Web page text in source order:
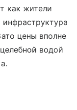
как жители
цены вполне
водой